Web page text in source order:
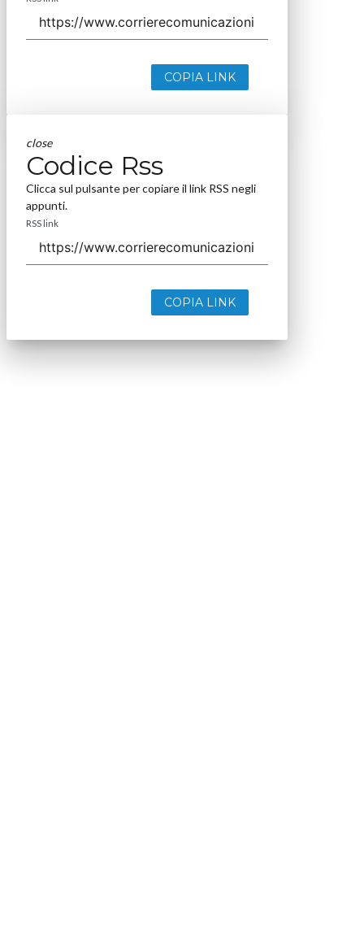
COPIA LINK
close
Codice Rss
Clicca sul pulsante per copiare il link RSS negli
appunti.
RSS link
COPIA LINK